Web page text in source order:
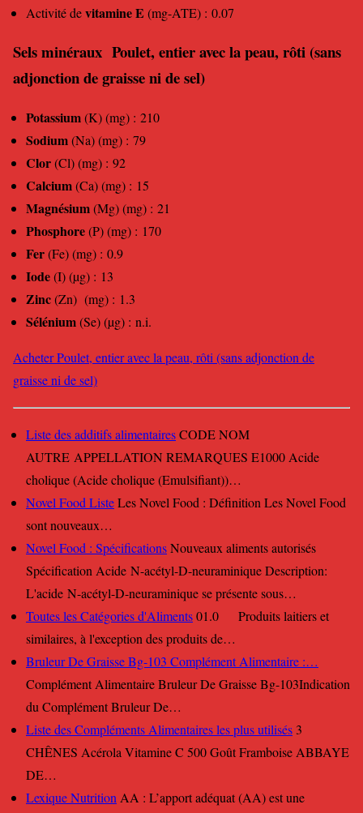
Activité devitamine E (mg-ATE) : 0.07
Sels minéraux Poulet, entier avec la peau, rôti (sans
adjonction de graisse ni de sel)
Potassium(K) (mg) : 210
Sodium(Na) (mg) : 79
Clor(Cl) (mg) : 92
Calcium(Ca) (mg) : 15
Magnésium(Mg) (mg) : 21
Phosphore(P) (mg) : 170
Fer(Fe) (mg) : 0.9
Iode(I) (µg) : 13
Zinc(Zn) (mg) : 1.3
Sélénium(Se) (µg) : n.i.
Acheter Poulet, entier avec la peau, rôti (sans adjonction de
graisse ni de sel)
Liste des additifs alimentairesCODE NOM
AUTRE APPELLATION REMARQUES E1000 Acide
cholique (Acide cholique (Emulsifiant))…
Novel Food ListeLes Novel Food : Définition Les Novel Food
sont nouveaux…
Novel Food : SpécificationsNouveaux aliments autorisés
Spécification Acide N-acétyl-D-neuraminique Description:
L'acide N-acétyl-D-neuraminique se présente sous…
Toutes les Catégories d'Aliments01.0 Produits laitiers et
similaires, à l'exception des produits de…
Bruleur De Graisse Bg-103 Complément Alimentaire :…
Complément Alimentaire Bruleur De Graisse Bg-103Indication
du Complément Bruleur De…
Liste des Compléments Alimentaires les plus utilisés 3
CHÊNES Acérola Vitamine C 500 Goût Framboise ABBAYE
DE…
Lexique NutritionAA : L’apport adéquat (AA) est une